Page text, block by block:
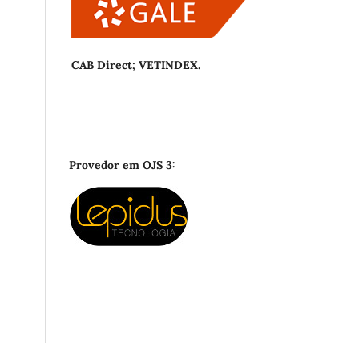
CAB Direct; VETINDEX.
Provedor em OJS 3: